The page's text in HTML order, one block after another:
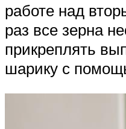
работе над
раз все зерна
прикреплять
шарику с